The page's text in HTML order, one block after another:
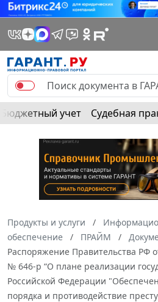
Бюджетный учет Судебная
Продукты и услуги
обеспечение
ПРАЙМ
Распоряжение Правительства РФ
№ 646-р “О плане реализации
Российской Федерации
порядка и противодействие